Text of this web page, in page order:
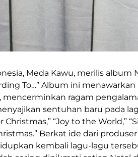
Meda Kawu, merilis album
To…” Album ini
ragam
sentuhan baru pada
“Joy to the World,”
Berkat ide dari produser
kembali lagu-lagu